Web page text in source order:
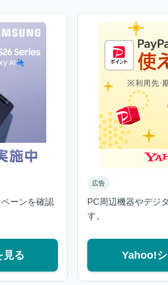
ーンを確認
見る
広告
PC周辺機器やデジ
す。
Yahoo!